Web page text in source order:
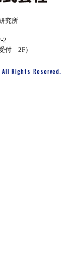
究所
2
付 2F）
Rights Reserved.